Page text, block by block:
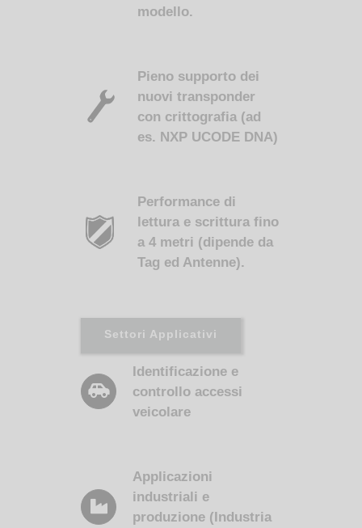
modello.
Pieno supporto dei
nuovi transponder
con crittografia (ad
es. NXP UCODE DNA)
Performance di
lettura e scrittura fino
a 4 metri (dipende da
Tag ed Antenne).
Settori Applicativi
Identificazione e
controllo accessi
veicolare
Applicazioni
industriali e
produzione (Industria